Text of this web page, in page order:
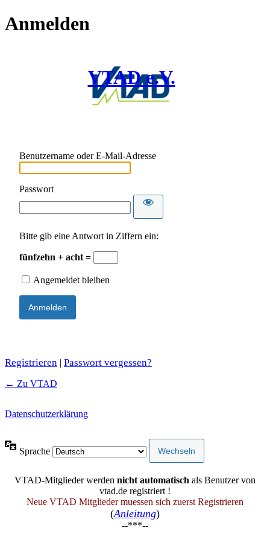
Anmelden
VTAD e.V.
Benutzername oder E-Mail-Adresse
Passwort
Bitte gib eine Antwort in Ziffern ein:
fünfzehn + acht =
Angemeldet bleiben
Registrieren | Passwort vergessen?
← Zu VTAD
Datenschutzerklärung
Sprache
VTAD-Mitglieder werden nicht automatisch als Benutzer von
vtad.de registriert !
Neue VTAD Mitglieder muessen sich zuerst Registrieren
(Anleitung)
--***--